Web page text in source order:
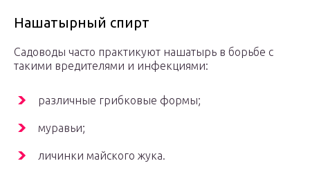
Нашатырный спирт
Садоводы часто практикуют нашатырь в борьбе с
такими вредителями и инфекциями:
различные грибковые формы;
муравьи;
личинки майского жука.